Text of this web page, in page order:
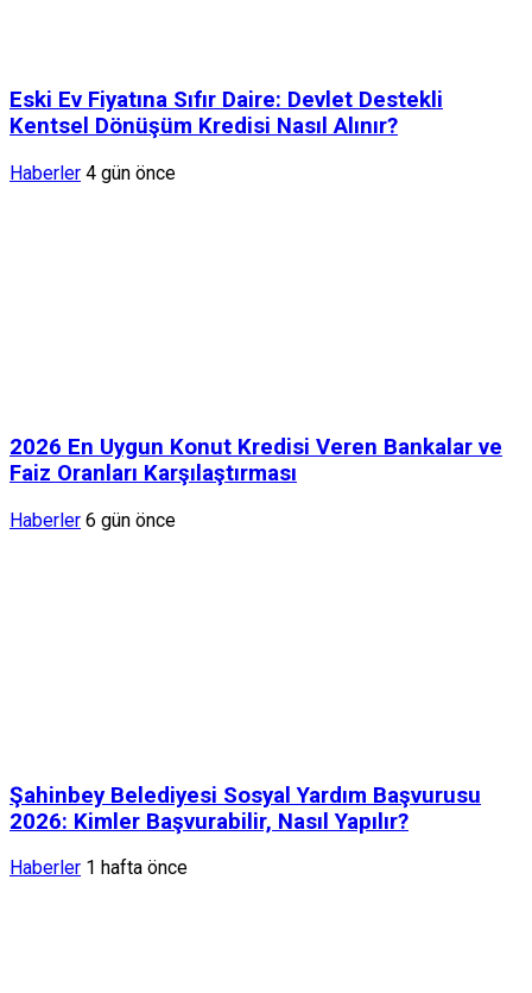
Eski Ev Fiyatına Sıfır Daire: Devlet Destekli
Kentsel Dönüşüm Kredisi Nasıl Alınır?
Haberler 4 gün önce
2026 En Uygun Konut Kredisi Veren Bankalar ve
Faiz Oranları Karşılaştırması
Haberler 6 gün önce
Şahinbey Belediyesi Sosyal Yardım Başvurusu
2026: Kimler Başvurabilir, Nasıl Yapılır?
Haberler 1 hafta önce